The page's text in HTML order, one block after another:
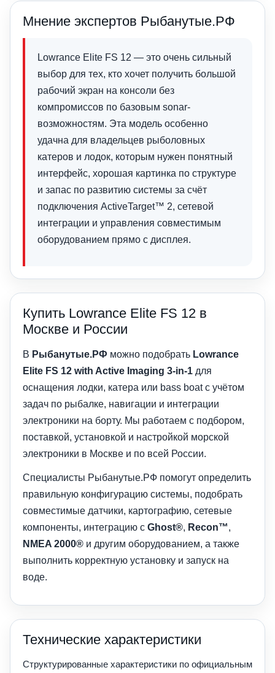
Мнение экспертов Рыбанутые.РФ
Lowrance Elite FS 12 — это очень сильный
выбор для тех, кто хочет получить большой
рабочий экран на консоли без
компромиссов по базовым sonar-
возможностям. Эта модель особенно
удачна для владельцев рыболовных
катеров и лодок, которым нужен понятный
интерфейс, хорошая картинка по структуре
и запас по развитию системы за счёт
подключения ActiveTarget™ 2, сетевой
интеграции и управления совместимым
оборудованием прямо с дисплея.
Купить Lowrance Elite FS 12 в
Москве и России
В Рыбанутые.РФ можно подобрать Lowrance
Elite FS 12 with Active Imaging 3-in-1 для
оснащения лодки, катера или bass boat с учётом
задач по рыбалке, навигации и интеграции
электроники на борту. Мы работаем с подбором,
поставкой, установкой и настройкой морской
электроники в Москве и по всей России.
Специалисты Рыбанутые.РФ помогут определить
правильную конфигурацию системы, подобрать
совместимые датчики, картографию, сетевые
компоненты, интеграцию с Ghost®, Recon™,
NMEA 2000® и другим оборудованием, а также
выполнить корректную установку и запуск на
воде.
Технические характеристики
Структурированные характеристики по официальным